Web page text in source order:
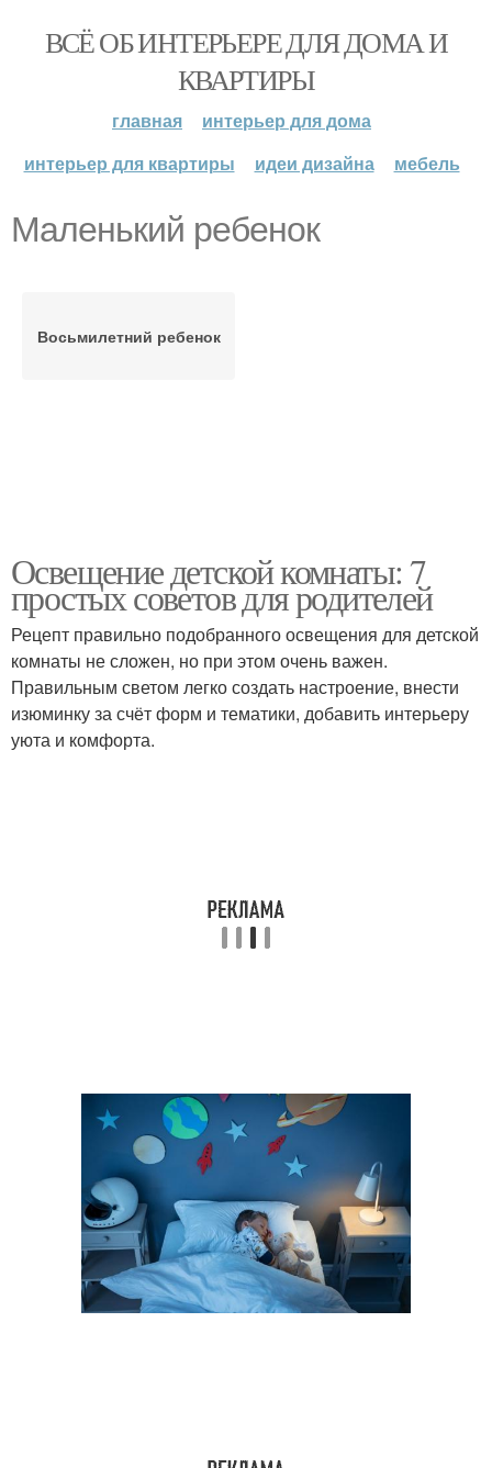
ВСЁ ОБ ИНТЕРЬЕРЕ ДЛЯ ДОМА И
КВАРТИРЫ
главная
интерьер для дома
интерьер для квартиры
идеи дизайна мебель
Маленький ребенок
Восьмилетний ребенок
Освещение детской комнаты: 7
простых советов для родителей
Рецепт правильно подобранного освещения для детской
комнаты не сложен, но при этом очень важен.
Правильным светом легко создать настроение, внести
изюминку за счёт форм и тематики, добавить интерьеру
уюта и комфорта.